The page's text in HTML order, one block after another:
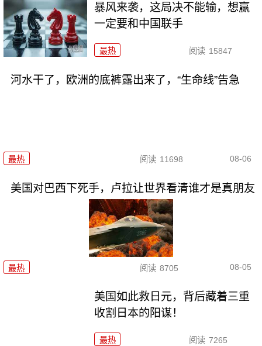
暴风来袭，这局决不能输，想赢
一定要和中国联手
最热 阅读 15847
河水干了，欧洲的底裤露出来了，“生命线”告急
最热 阅读 11698 08-06
美国对巴西下死手，卢拉让世界看清谁才是真朋友
最热 阅读 8705 08-05
美国如此救日元，背后藏着三重
收割日本的阳谋！
最热 阅读 7265